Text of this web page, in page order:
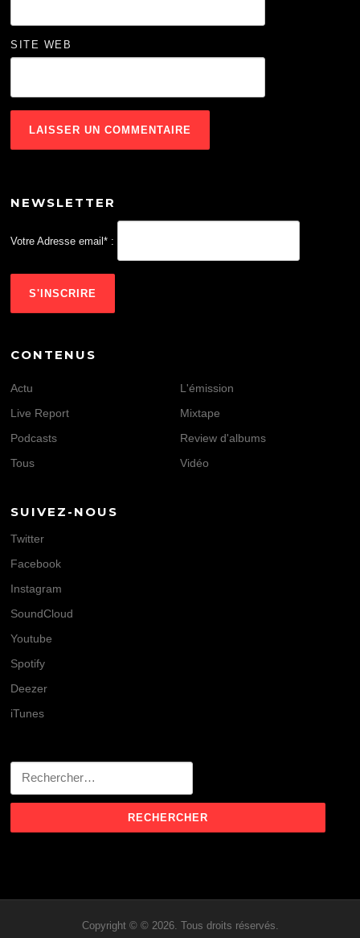
SITE WEB
NEWSLETTER
Votre Adresse email* :
CONTENUS
Actu
L'émission
Live Report
Mixtape
Podcasts
Review d'albums
Tous
Vidéo
SUIVEZ-NOUS
Twitter
Facebook
Instagram
SoundCloud
Youtube
Spotify
Deezer
iTunes
Copyright © © 2026. Tous droits réservés.